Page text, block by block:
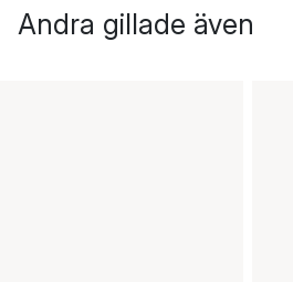
Andra gillade även